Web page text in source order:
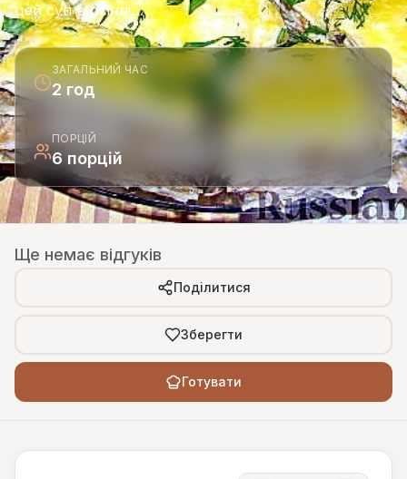
цей суп в осінні…
ЗАГАЛЬНИЙ ЧАС
2 год
ПОРЦІЙ
6 порцій
Ще немає відгуків
Поділитися
Зберегти
Готувати